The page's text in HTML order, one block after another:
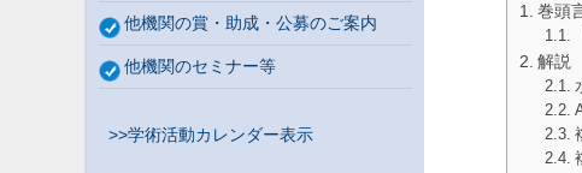
他機関の賞・助成・公募のご案内
他機関のセミナー等
>>学術活動カレンダー表示
巻頭
解説